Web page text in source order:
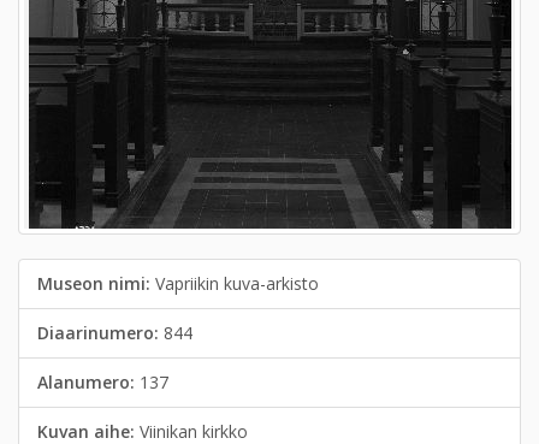
Museon nimi: Vapriikin kuva-arkisto
Diaarinumero: 844
Alanumero: 137
Kuvan aihe: Viinikan kirkko